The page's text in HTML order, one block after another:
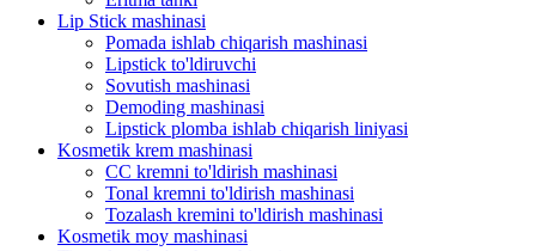
Lip Stick mashinasi
Pomada ishlab chiqarish mashinasi
Lipstick to'ldiruvchi
Sovutish mashinasi
Demoding mashinasi
Lipstick plomba ishlab chiqarish liniyasi
Kosmetik krem ​​mashinasi
CC kremni to'ldirish mashinasi
Tonal kremni to'ldirish mashinasi
Tozalash kremini to'ldirish mashinasi
Kosmetik moy mashinasi